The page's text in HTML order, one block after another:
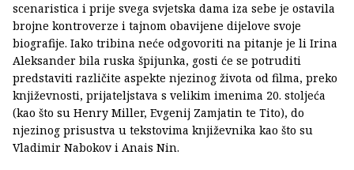
scenaristica i prije svega svjetska dama iza sebe je ostavila
brojne kontroverze i tajnom obavijene dijelove svoje
biografije. Iako tribina neće odgovoriti na pitanje je li Irina
Aleksander bila ruska špijunka, gosti će se potruditi
predstaviti različite aspekte njezinog života od filma, preko
književnosti, prijateljstava s velikim imenima 20. stoljeća
(kao što su Henry Miller, Evgenij Zamjatin te Tito), do
njezinog prisustva u tekstovima književnika kao što su
Vladimir Nabokov i Anais Nin.